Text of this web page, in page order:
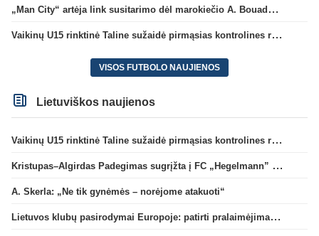
„Man City“ artėja link susitarimo dėl marokiečio A. Bouaddi persikėlimo
Vaikinų U15 rinktinė Taline sužaidė pirmąsias kontrolines rungtynes
VISOS FUTBOLO NAUJIENOS
Lietuviškos naujienos
Vaikinų U15 rinktinė Taline sužaidė pirmąsias kontrolines rungtynes
Kristupas–Algirdas Padegimas sugrįžta į FC „Hegelmann” B sudėtį
A. Skerla: „Ne tik gynėmės – norėjome atakuoti“
Lietuvos klubų pasirodymai Europoje: patirti pralaimėjimai Kroatijos atstovams